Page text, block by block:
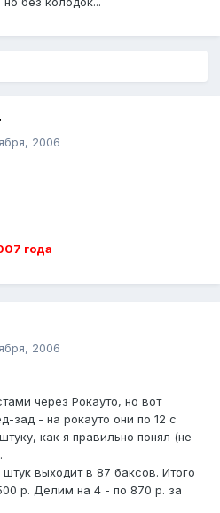
2006
года
2006
через Рокауто, но вот
зад - на рокауто они по 12 с
как я правильно понял (не
выходит в 87 баксов. Итого
р. Делим на 4 - по 870 р. за